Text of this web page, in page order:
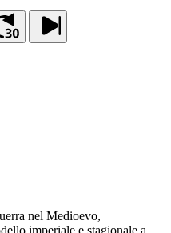
nel Medioevo,
imperiale e stagionale a